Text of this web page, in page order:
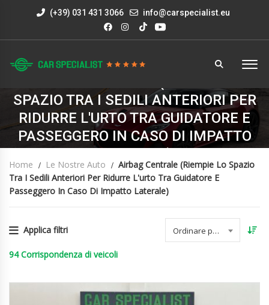
(+39) 031 431 3066 info@carspecialist.eu
SPAZIO TRA I SEDILI ANTERIORI PER
RIDURRE L'URTO TRA GUIDATORE E
PASSEGGERO IN CASO DI IMPATTO
LATERALE)
Home Le Nostre Auto
Airbag Centrale (riempie Lo Spazio
Tra I Sedili Anteriori Per Ridurre L'urto Tra Guidatore E
Passeggero In Caso Di Impatto Laterale)
Applica filtri Ordinare per data
94 Corrispondenza di veicoli